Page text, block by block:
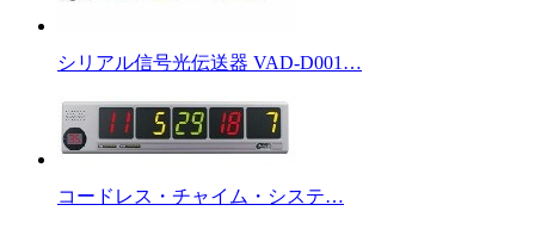
シリアル信号光伝送器 VAD-D001…
コードレス・チャイム・システ…